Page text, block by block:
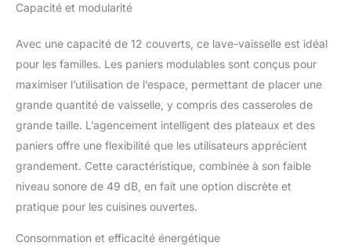
d'énergie en moins
qu'un cycle à pleine
charge (utilisable avec
les programmes Intensif,
ECO, 90 min, Verre et
Hygiène) 【Garantie 2
an】 – La gamme de
lave-vaisselle COMFEE
est livrée avec une
garantie fabricant
gratuite de deux an.
d'eau résiduelle est
Capacité et modularité
Avec une capacité de 12 couverts, ce lave-vaisselle est idéal
pour les familles. Les paniers modulables sont conçus pour
maximiser l’utilisation de l’espace, permettant de placer une
grande quantité de vaisselle, y compris des casseroles de
grande taille. L’agencement intelligent des plateaux et des
paniers offre une flexibilité que les utilisateurs apprécient
grandement. Cette caractéristique, combinée à son faible
niveau sonore de 49 dB, en fait une option discrète et
pratique pour les cuisines ouvertes.
Consommation et efficacité énergétique